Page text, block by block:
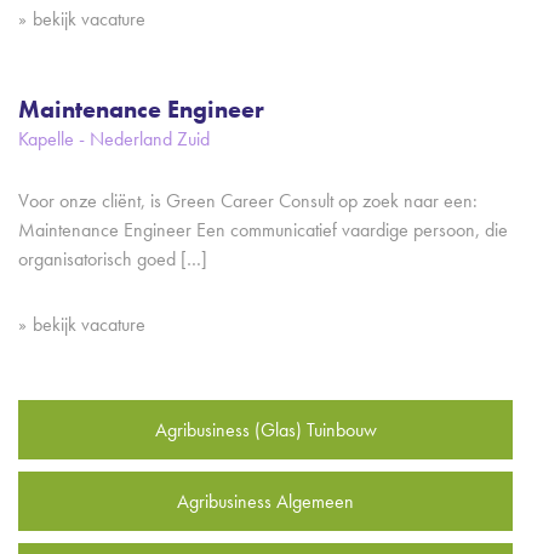
bekijk vacature
Maintenance Engineer
Kapelle - Nederland Zuid
Voor onze cliënt, is Green Career Consult op zoek naar een:
Maintenance Engineer Een communicatief vaardige persoon, die
organisatorisch goed […]
bekijk vacature
Agribusiness (Glas) Tuinbouw
Agribusiness Algemeen